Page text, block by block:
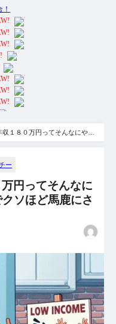
収１８０万円ってそんなにやば
ー
円ってそんなに
ソほど馬鹿にさ